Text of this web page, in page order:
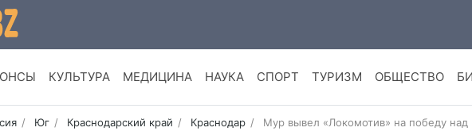
КУЛЬТУРА МЕДИЦИНА НАУКА СПОРТ ТУРИЗМ ОБЩЕСТВО
Юг Краснодарский край Краснодар Мур вывел «Локомотив» на победу